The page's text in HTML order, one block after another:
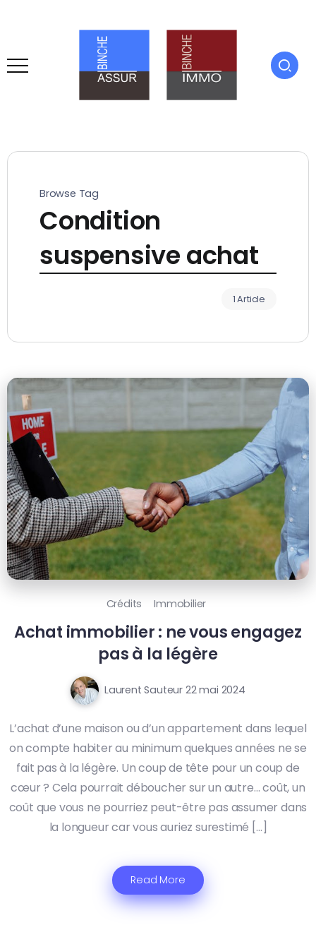
Browse Tag
Condition
suspensive achat
1 Article
Crédits Immobilier
Achat immobilier : ne vous engagez
pas à la légère
Laurent Sauteur 22 mai 2024
L’achat d’une maison ou d’un appartement dans lequel
on compte habiter au minimum quelques années ne se
fait pas à la légère. Un coup de tête pour un coup de
cœur ? Cela pourrait déboucher sur un autre… coût, un
coût que vous ne pourriez peut-être pas assumer dans
la longueur car vous auriez surestimé […]
Read More